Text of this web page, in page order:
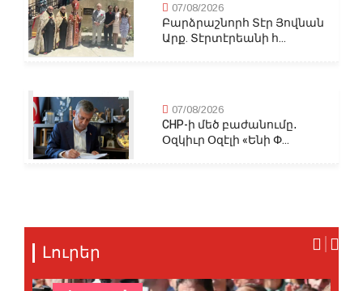
07/08/2026
Բարձրաշնորհ Տէր Յովնան
Արք. Տէրտէրեանի հ...
07/08/2026
CHP-ի մեծ բաժանումը․
Օզկիւր Օզէլի «Ենի Փ...
Լուրեր